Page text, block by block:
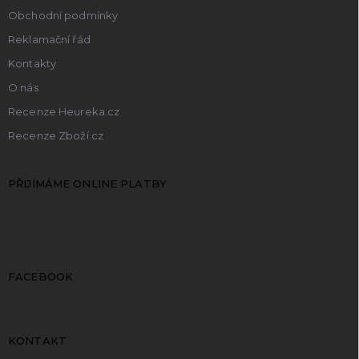
Obchodní podmínky
Reklamační řád
Kontakty
O nás
Recenze Heureka.cz
Recenze Zboží.cz
PŘIJÍMÁME ONLINE PLATBY
FACEBOOK
KONTAKT